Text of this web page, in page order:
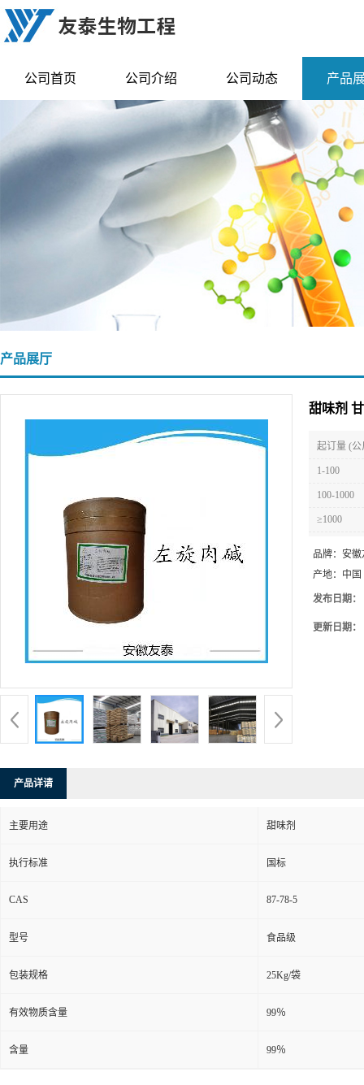
公司首页 公司介绍 公司动态 产品
产品展厅
甜味剂
起订量 (公
1-100
100-1000
≥1000
品牌： 安徽
产地： 中国
发布日期：
更新日期：
产品详请
主要用途 甜味剂
执行标准 国标
CAS 87-78-5
型号 食品级
包装规格 25Kg/袋
有效物质含量 99％
含量 99％